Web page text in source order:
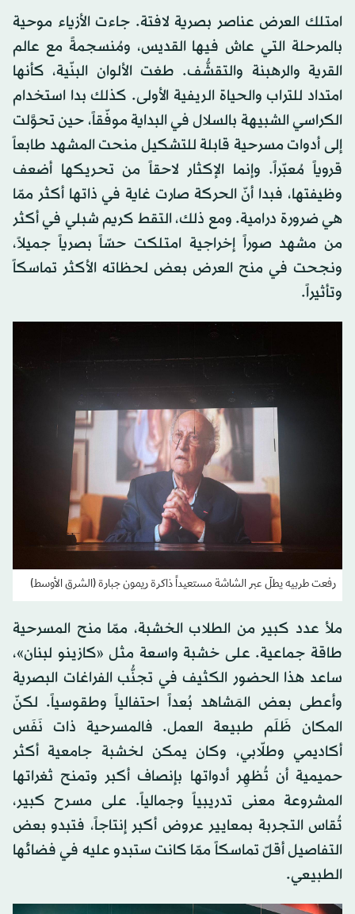
امتلك العرض عناصر بصرية لافتة. جاءت الأزياء موحية
بالمرحلة التي عاش فيها القديس، ومُنسجمةً مع عالم
القرية والرهبنة والتقشُّف. طغت الألوان البنّية، كأنها
امتداد للتراب والحياة الريفية الأولى. كذلك بدا استخدام
الكراسي الشبيهة بالسلال في البداية موفّقاً، حين تحوَّلت
إلى أدوات مسرحية قابلة للتشكيل منحت المشهد طابعاً
قروياً مُعبّراً. وإنما الإكثار لاحقاً من تحريكها أضعف
وظيفتها، فبدا أنّ الحركة صارت غاية في ذاتها أكثر ممّا
هي ضرورة درامية. ومع ذلك، التقط كريم شبلي في أكثر
من مشهد صوراً إخراجية امتلكت حسّاً بصرياً جميلاً،
ونجحت في منح العرض بعض لحظاته الأكثر تماسكاً
وتأثيراً.
رفعت طربيه يطلّ عبر الشاشة مستعيداً ذاكرة ريمون جبارة (الشرق الأوسط)
ملأ عدد كبير من الطلاب الخشبة، ممّا منح المسرحية
طاقة جماعية. على خشبة واسعة مثل «كازينو لبنان»،
ساعد هذا الحضور الكثيف في تجنُّب الفراغات البصرية
وأعطى بعض المَشاهد بُعداً احتفالياً وطقوسياً. لكنّ
المكان ظَلَم طبيعة العمل. فالمسرحية ذات نَفَس
أكاديمي وطلّابي، وكان يمكن لخشبة جامعية أكثر
حميمية أن تُظهِر أدواتها بإنصاف أكبر وتمنح ثغراتها
المشروعة معنى تدريبياً وجمالياً. على مسرح كبير،
تُقاس التجربة بمعايير عروض أكبر إنتاجاً، فتبدو بعض
التفاصيل أقلّ تماسكاً ممّا كانت ستبدو عليه في فضائها
الطبيعي.